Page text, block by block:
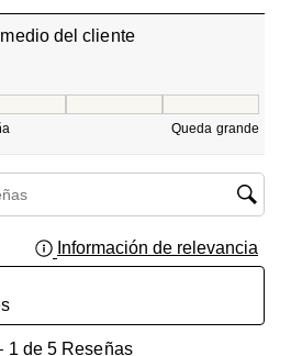
del cliente
Queda grande
de temas y reseñas
Información de relevancia
1 de 5 Reseñas